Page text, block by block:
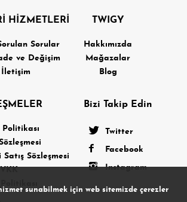
HİZMETLERİ
Sorular
ve Değişim
İletişim
TWIGY
Hakkımızda
Mağazalar
Blog
Sözleşmesi
Bizi Takip Edin
Twitter
Facebook
Instagram
sunabilmek için web sitemizde çerezler